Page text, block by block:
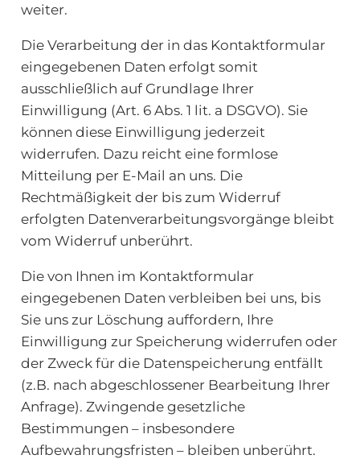
weiter.
Die Verarbeitung der in das Kontaktformular
eingegebenen Daten erfolgt somit
ausschließlich auf Grundlage Ihrer
Einwilligung (Art. 6 Abs. 1 lit. a DSGVO). Sie
können diese Einwilligung jederzeit
widerrufen. Dazu reicht eine formlose
Mitteilung per E-Mail an uns. Die
Rechtmäßigkeit der bis zum Widerruf
erfolgten Datenverarbeitungsvorgänge bleibt
vom Widerruf unberührt.
Die von Ihnen im Kontaktformular
eingegebenen Daten verbleiben bei uns, bis
Sie uns zur Löschung auffordern, Ihre
Einwilligung zur Speicherung widerrufen oder
der Zweck für die Datenspeicherung entfällt
(z.B. nach abgeschlossener Bearbeitung Ihrer
Anfrage). Zwingende gesetzliche
Bestimmungen – insbesondere
Aufbewahrungsfristen – bleiben unberührt.